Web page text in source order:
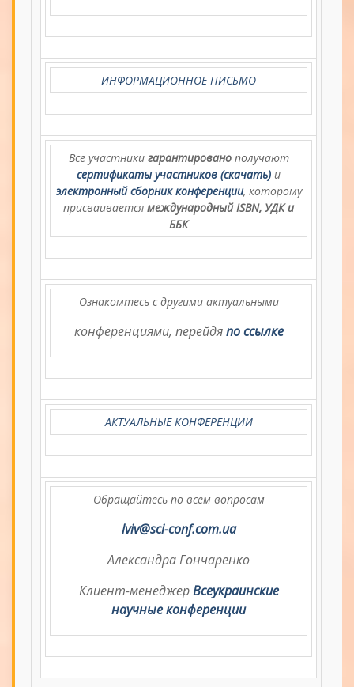
ИНФОРМАЦИОННОЕ ПИСЬМО
Все участники гарантированополучают
сертификаты участников (скачать) и
электронный сборник конференции, которому
присваивается международный ISBN, УДК и
ББК
Ознакомтесь с другими актуальными
конференциями, перейдяпо ссылке
АКТУАЛЬНЫЕ КОНФЕРЕНЦИИ
Обращайтесь по всем вопросам
lviv@sci-conf.com.ua
Александра Гончаренко
Клиент-менеджерВсеукраинские
научные конференции